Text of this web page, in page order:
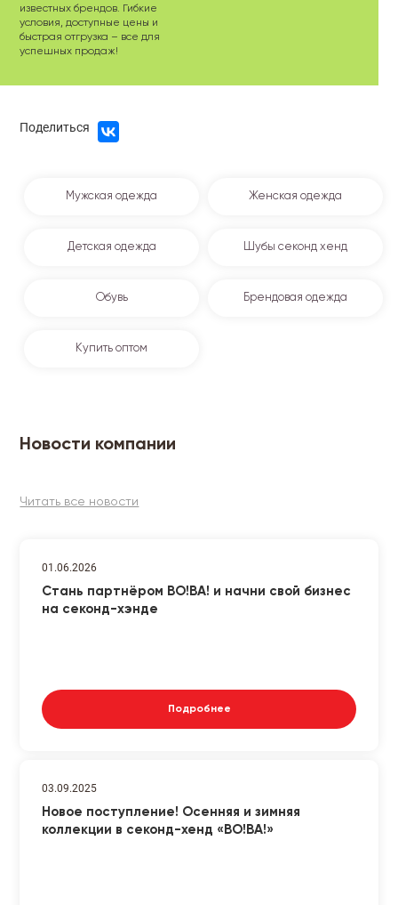
известных брендов. Гибкие
условия, доступные цены и
быстрая отгрузка – все для
успешных продаж!
Поделиться
Мужская одежда Женская одежда
Детская одежда Шубы секонд хенд
Обувь Брендовая одежда
Купить оптом
Новости компании
Читать все новости
01.06.2026
Стань партнёром ВО!ВА! и начни свой бизнес
на секонд-хэнде
Подробнее
03.09.2025
Новое поступление! Осенняя и зимняя
коллекции в секонд-хенд «ВО!ВА!»